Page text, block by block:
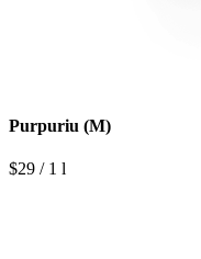
Purpuriu (M)
$29 / 1 l